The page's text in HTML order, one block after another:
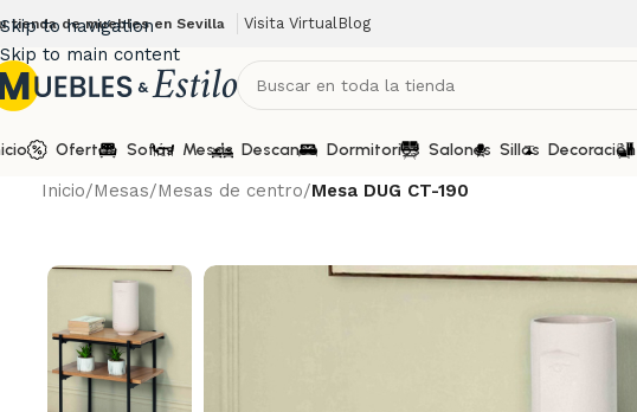
Skip to navigation
Skip to main content
tienda de muebles en Sevilla Visita VirtualBlog
Ofertas Sofás Mesas Descanso Dormitorios Salones Sillas Decoración
Inicio/Mesas/Mesas de centro/Mesa DUG CT-190